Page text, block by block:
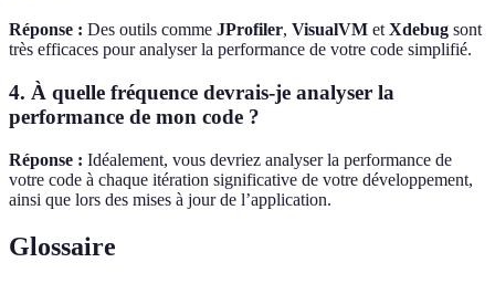
Réponse : Des outils comme JProfiler, VisualVM et Xdebug sont
très efficaces pour analyser la performance de votre code simplifié.
4. À quelle fréquence devrais-je analyser la
performance de mon code ?
Réponse : Idéalement, vous devriez analyser la performance de
votre code à chaque itération significative de votre développement,
ainsi que lors des mises à jour de l’application.
Glossaire